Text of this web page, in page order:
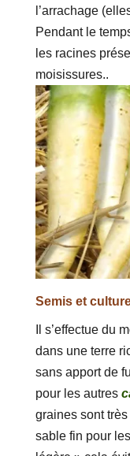
l’arrachage
Pendant le
les racines
moisissures..
Semis et
Il s’effectue du
dans une terre
sans apport de
pour les autres
graines sont
sable fin pour